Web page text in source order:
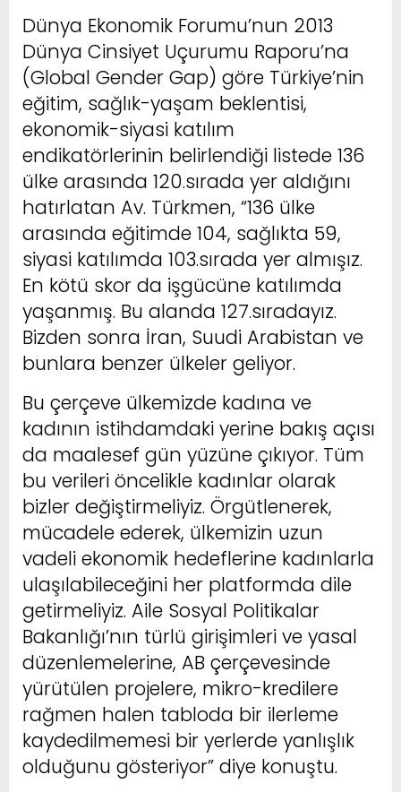
Dünya Ekonomik Forumu’nun 2013
Dünya Cinsiyet Uçurumu Raporu’na
(Global Gender Gap) göre Türkiye’nin
eğitim, sağlık-yaşam beklentisi,
ekonomik-siyasi katılım
endikatörlerinin belirlendiği listede 136
ülke arasında 120.sırada yer aldığını
hatırlatan Av. Türkmen, “136 ülke
arasında eğitimde 104, sağlıkta 59,
siyasi katılımda 103.sırada yer almışız.
En kötü skor da işgücüne katılımda
yaşanmış. Bu alanda 127.sıradayız.
Bizden sonra İran, Suudi Arabistan ve
bunlara benzer ülkeler geliyor.
Bu çerçeve ülkemizde kadına ve
kadının istihdamdaki yerine bakış açısı
da maalesef gün yüzüne çıkıyor. Tüm
bu verileri öncelikle kadınlar olarak
bizler değiştirmeliyiz. Örgütlenerek,
mücadele ederek, ülkemizin uzun
vadeli ekonomik hedeflerine kadınlarla
ulaşılabileceğini her platformda dile
getirmeliyiz. Aile Sosyal Politikalar
Bakanlığı’nın türlü girişimleri ve yasal
düzenlemelerine, AB çerçevesinde
yürütülen projelere, mikro-kredilere
rağmen halen tabloda bir ilerleme
kaydedilmemesi bir yerlerde yanlışlık
olduğunu gösteriyor” diye konuştu.